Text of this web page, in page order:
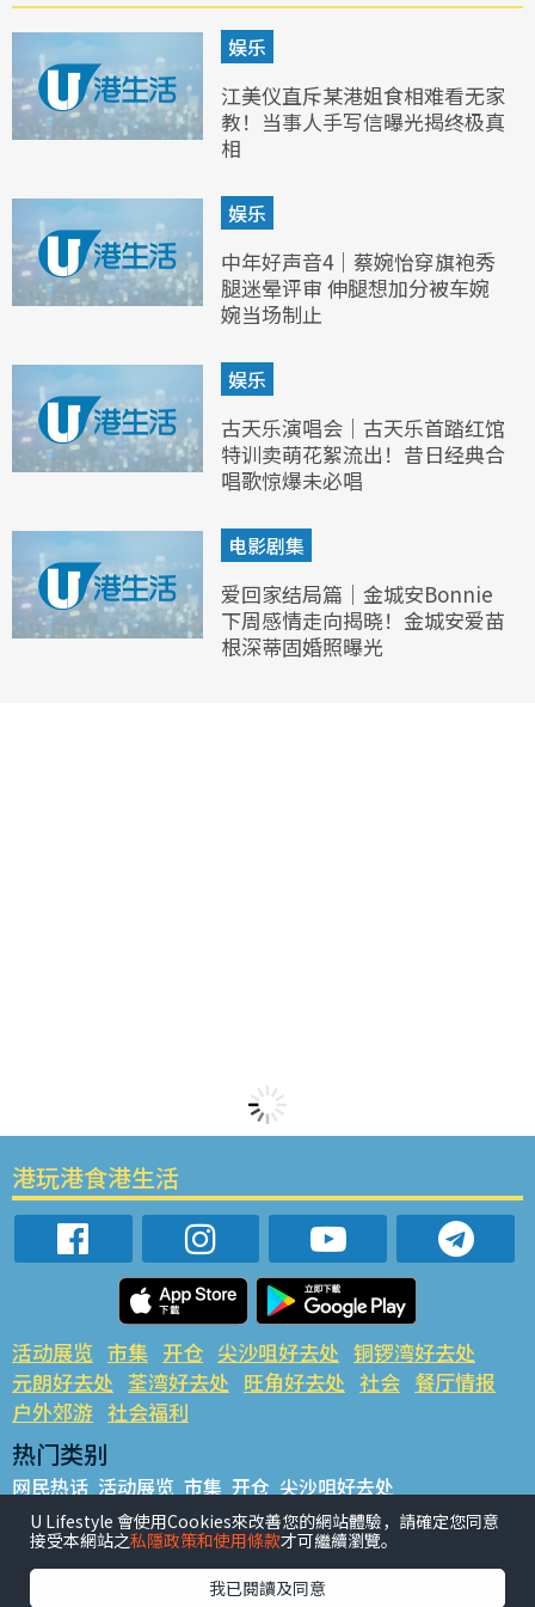
娱乐
江美仪直斥某港姐食相难看无家
教！当事人手写信曝光揭终极真
相
娱乐
中年好声音4｜蔡婉怡穿旗袍秀
腿迷晕评审 伸腿想加分被车婉
婉当场制止
娱乐
古天乐演唱会｜古天乐首踏红馆
特训卖萌花絮流出！昔日经典合
唱歌惊爆未必唱
电影剧集
爱回家结局篇｜金城安Bonnie
下周感情走向揭晓！金城安爱苗
根深蒂固婚照曝光
港玩港食港生活
活动展览 市集 开仓 尖沙咀好去处 铜锣湾好去处
元朗好去处 荃湾好去处 旺角好去处 社会 餐厅情报
户外郊游 社会福利
热门类别
网民热话 活动展览 市集 开仓 尖沙咀好去处
铜锣湾好去处 元朗好去处 荃湾好去处 旺角好去处 社会
餐厅情报 户外郊游
热门标签
U Lifestyle 會使用Cookies來改善您的網站體驗，請確定您同意
接受本網站之私隱政策和使用條款才可繼續瀏覽。
我已閱讀及同意